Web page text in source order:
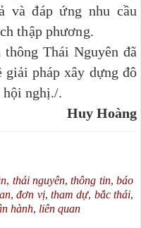
và đáp ứng nhu cầu
thập phương.
Thái Nguyên đã
pháp xây dựng đô
nghị./.
Huy Hoàng
, thái nguyên,thông tin,báo
,đơn vị, tham dự, bắc thái,
hành, liên quan